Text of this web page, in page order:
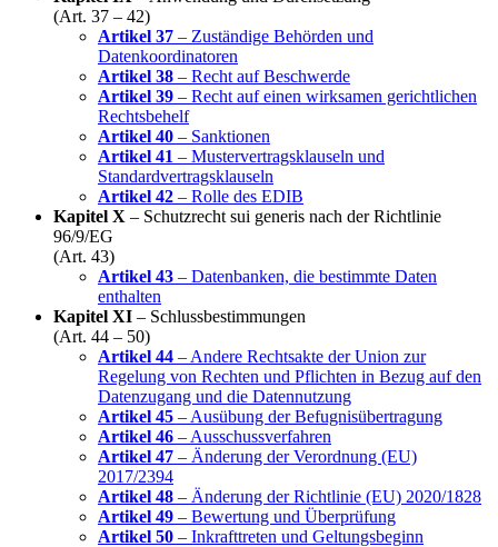
(Art. 37 – 42)
Artikel 37 – Zuständige Behörden und
Datenkoordinatoren
Artikel 38 – Recht auf Beschwerde
Artikel 39 – Recht auf einen wirksamen gerichtlichen
Rechtsbehelf
Artikel 40 – Sanktionen
Artikel 41 – Mustervertragsklauseln und
Standardvertragsklauseln
Artikel 42 – Rolle des EDIB
Kapitel X – Schutzrecht sui generis nach der Richtlinie
96/9/EG
(Art. 43)
Artikel 43 – Datenbanken, die bestimmte Daten
enthalten
Kapitel XI – Schlussbestimmungen
(Art. 44 – 50)
Artikel 44 – Andere Rechtsakte der Union zur
Regelung von Rechten und Pflichten in Bezug auf den
Datenzugang und die Datennutzung
Artikel 45 – Ausübung der Befugnisübertragung
Artikel 46 – Ausschussverfahren
Artikel 47 – Änderung der Verordnung (EU)
2017/2394
Artikel 48 – Änderung der Richtlinie (EU) 2020/1828
Artikel 49 – Bewertung und Überprüfung
Artikel 50 – Inkrafttreten und Geltungsbeginn